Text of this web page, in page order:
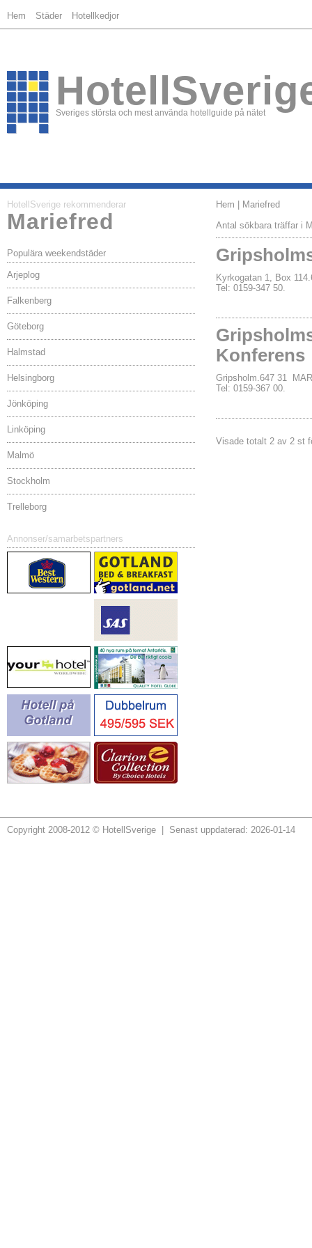
Hem Städer Hotellkedjor
Sveriges största och mest använda hotellguide på nätet
HotellSverige rekommenderar
Mariefred
Populära weekendstäder
Arjeplog
Falkenberg
Göteborg
Halmstad
Helsingborg
Jönköping
Linköping
Malmö
Stockholm
Trelleborg
Annonser/samarbetspartners
Hem | Mariefred
Antal sökbara träffar i
Kyrkogatan 1, Box
Tel: 0159-347 50.
Konferens
Gripsholm.647 31
Tel: 0159-367 00.
Visade totalt 2 av 2 st
Copyright 2008-2012 © HotellSverige | Senast uppdaterad: 2026-01-14